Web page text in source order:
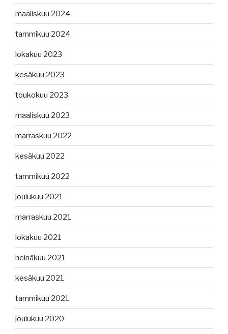
maaliskuu 2024
tammikuu 2024
lokakuu 2023
kesäkuu 2023
toukokuu 2023
maaliskuu 2023
marraskuu 2022
kesäkuu 2022
tammikuu 2022
joulukuu 2021
marraskuu 2021
lokakuu 2021
heinäkuu 2021
kesäkuu 2021
tammikuu 2021
joulukuu 2020